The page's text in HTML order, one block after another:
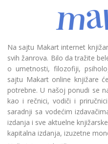
Na sajtu Makart internet
svih žanrova. Bilo da tražite
o umetnosti, filozofiji,
sajtu Makart online knjižare
potrebne. U našoj ponudi se
kao i rečnici, vodiči i
saradnji sa vodećim
izdanja i sve aktuelne
kapitalna izdanja, izuzetne